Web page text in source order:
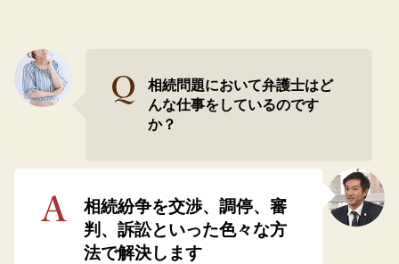
相続問題において弁護士はど
んな仕事をしているのです
か？
相続紛争を交渉、調停、審
判、訴訟といった色々な方
法で解決します